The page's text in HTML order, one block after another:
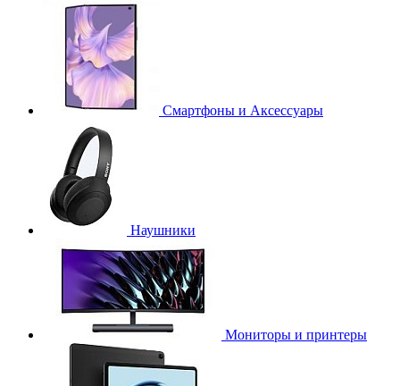
Смартфоны и Аксессуары
Наушники
Мониторы и принтеры